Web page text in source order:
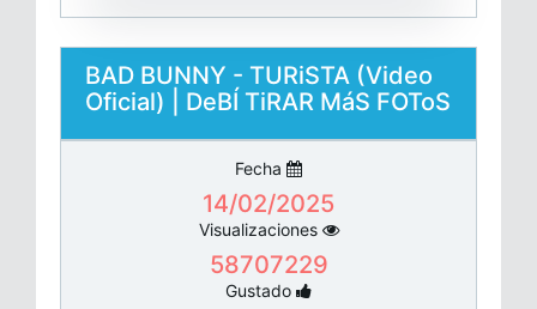
BAD BUNNY - TURiSTA (Video
Oficial) | DeBÍ TiRAR MáS FOToS
Fecha
14/02/2025
Visualizaciones
58707229
Gustado